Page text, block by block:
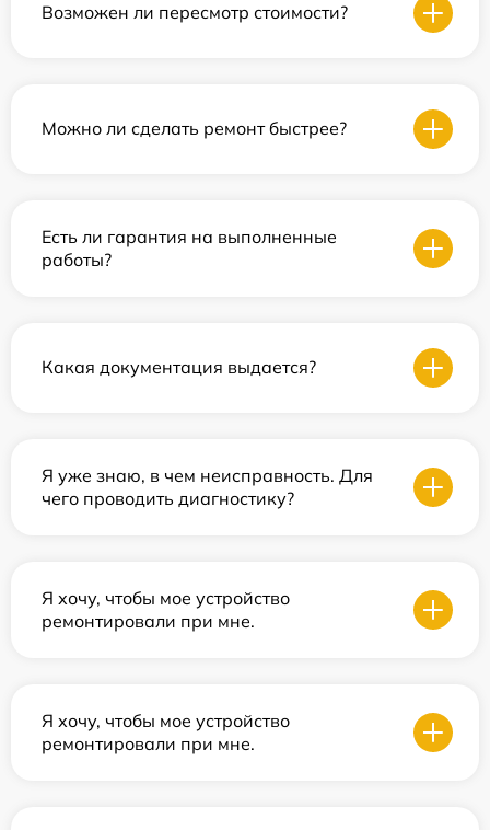
Возможен ли пересмотр стоимости?
Можно ли сделать ремонт быстрее?
Есть ли гарантия на выполненные
работы?
Какая документация выдается?
Я уже знаю, в чем неисправность. Для
чего проводить диагностику?
Я хочу, чтобы мое устройство
ремонтировали при мне.
Я хочу, чтобы мое устройство
ремонтировали при мне.